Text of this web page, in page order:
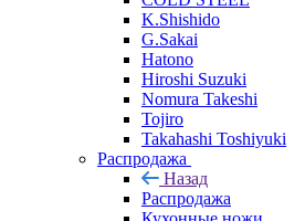
K.Shishido
G.Sakai
Hatono
Hiroshi Suzuki
Nomura Takeshi
Tojiro
Takahashi Toshiyuki
Распродажа
Назад
Распродажа